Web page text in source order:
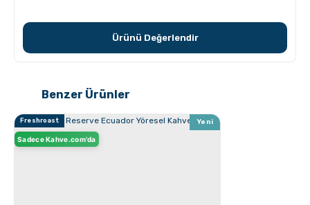
Ürünü Değerlendir
Benzer Ürünler
Freshroast Yeni
Sadece Kahve.com'da